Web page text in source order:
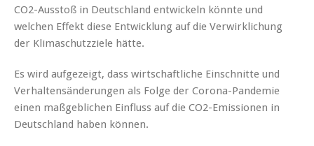
CO2-Ausstoß in Deutschland entwickeln könnte und
welchen Effekt diese Entwicklung auf die Verwirklichung
der Klimaschutzziele hätte.
Es wird aufgezeigt, dass wirtschaftliche Einschnitte und
Verhaltensänderungen als Folge der Corona-Pandemie
einen maßgeblichen Einfluss auf die CO2-Emissionen in
Deutschland haben können.